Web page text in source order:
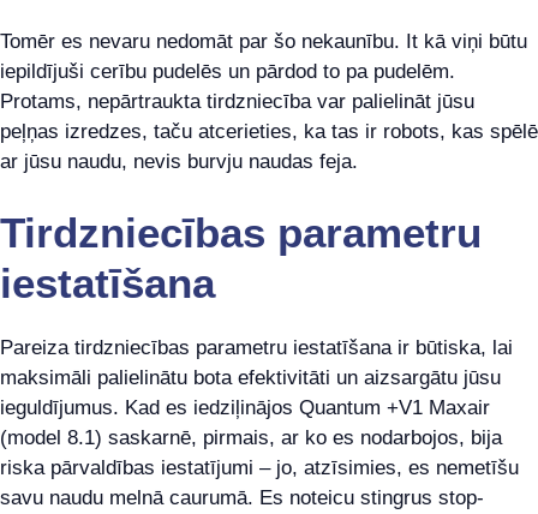
Tomēr es nevaru nedomāt par šo nekaunību. It kā viņi būtu
iepildījuši cerību pudelēs un pārdod to pa pudelēm.
Protams, nepārtraukta tirdzniecība var palielināt jūsu
peļņas izredzes, taču atcerieties, ka tas ir robots, kas spēlē
ar jūsu naudu, nevis burvju naudas feja.
Tirdzniecības parametru
iestatīšana
Pareiza tirdzniecības parametru iestatīšana ir būtiska, lai
maksimāli palielinātu bota efektivitāti un aizsargātu jūsu
ieguldījumus. Kad es iedziļinājos Quantum +V1 Maxair
(model 8.1) saskarnē, pirmais, ar ko es nodarbojos, bija
riska pārvaldības iestatījumi – jo, atzīsimies, es nemetīšu
savu naudu melnā caurumā. Es noteicu stingrus stop-